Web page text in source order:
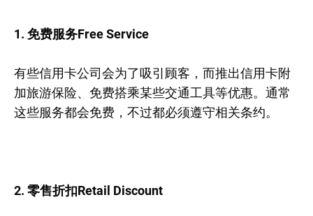
1. 免费服务Free Service
有些信用卡公司会为了吸引顾客，而推出信用卡附
加旅游保险、免费搭乘某些交通工具等优惠。通常
这些服务都会免费，不过都必须遵守相关条约。
2. 零售折扣Retail Discount